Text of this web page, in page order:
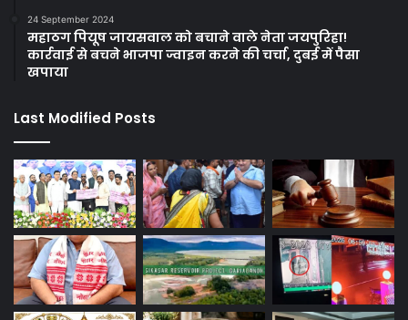
24 September 2024
महाठग पियूष जायसवाल को बचाने वाले नेता जयपुरिहा!
कार्रवाई से बचने भाजपा ज्वाइन करने की चर्चा, दुबई में पैसा
खपाया
Last Modified Posts